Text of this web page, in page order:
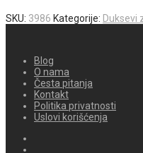
SKU: 3986 Kategorije: Duksevi
Blog
O nama
Česta pitanja
Kontakt
Politika privatnosti
Uslovi korišćenja